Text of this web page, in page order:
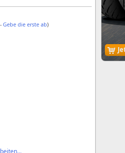
Gebe die erste ab)